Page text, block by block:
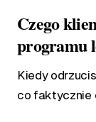
Czego
programu
Kiedy
co faktycznie